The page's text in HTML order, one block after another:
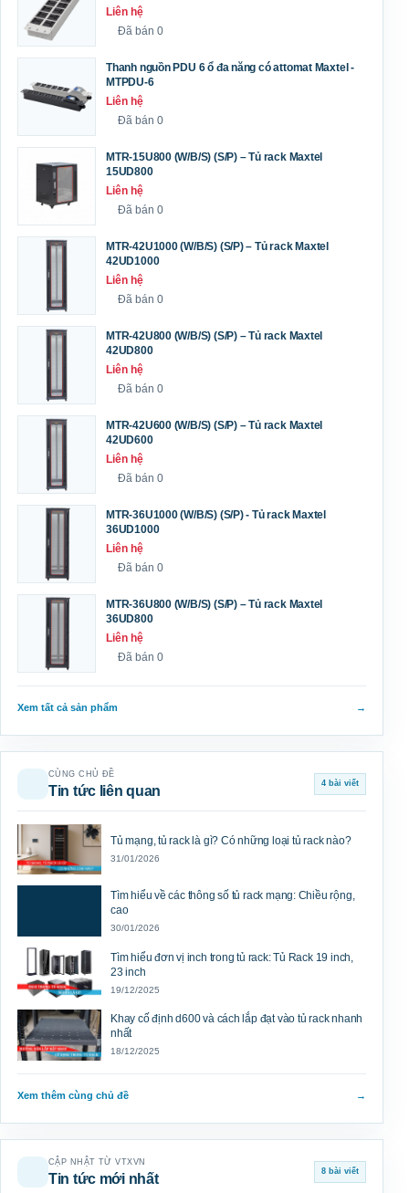
Liên hệ
Đã bán 0
Thanh nguồn PDU 6 ổ đa năng có attomat Maxtel -
MTPDU-6
Liên hệ
Đã bán 0
MTR-15U800 (W/B/S) (S/P) – Tủ rack Maxtel
15UD800
Liên hệ
Đã bán 0
MTR-42U1000 (W/B/S) (S/P) – Tủ rack Maxtel
42UD1000
Liên hệ
Đã bán 0
MTR-42U800 (W/B/S) (S/P) – Tủ rack Maxtel
42UD800
Liên hệ
Đã bán 0
MTR-42U600 (W/B/S) (S/P) – Tủ rack Maxtel
42UD600
Liên hệ
Đã bán 0
MTR-36U1000 (W/B/S) (S/P) - Tủ rack Maxtel
36UD1000
Liên hệ
Đã bán 0
MTR-36U800 (W/B/S) (S/P) – Tủ rack Maxtel
36UD800
Liên hệ
Đã bán 0
Xem tất cả sản phẩm →
4 bài viết
CÙNG CHỦ ĐỀ
Tin tức liên quan
Tủ mạng, tủ rack là gì? Có những loại tủ rack nào?
31/01/2026
Tìm hiểu về các thông số tủ rack mạng: Chiều rộng,
cao
30/01/2026
Tìm hiểu đơn vị inch trong tủ rack: Tủ Rack 19 inch,
23 inch
19/12/2025
Khay cố định d600 và cách lắp đạt vào tủ rack nhanh
nhất
18/12/2025
Xem thêm cùng chủ đề →
8 bài viết
CẬP NHẬT TỪ VTXVN
Tin tức mới nhất